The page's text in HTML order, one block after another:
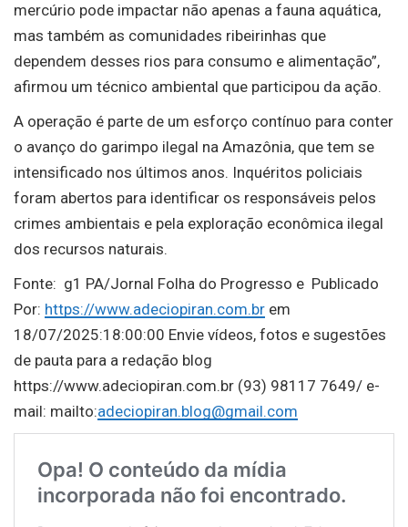
mercúrio pode impactar não apenas a fauna aquática,
mas também as comunidades ribeirinhas que
dependem desses rios para consumo e alimentação”,
afirmou um técnico ambiental que participou da ação.
A operação é parte de um esforço contínuo para conter
o avanço do garimpo ilegal na Amazônia, que tem se
intensificado nos últimos anos. Inquéritos policiais
foram abertos para identificar os responsáveis pelos
crimes ambientais e pela exploração econômica ilegal
dos recursos naturais.
Fonte: g1 PA/Jornal Folha do Progresso e Publicado
Por: https://www.adeciopiran.com.br em
18/07/2025:18:00:00 Envie vídeos, fotos e sugestões
de pauta para a redação blog
https://www.adeciopiran.com.br (93) 98117 7649/ e-
mail: mailto:adeciopiran.blog@gmail.com